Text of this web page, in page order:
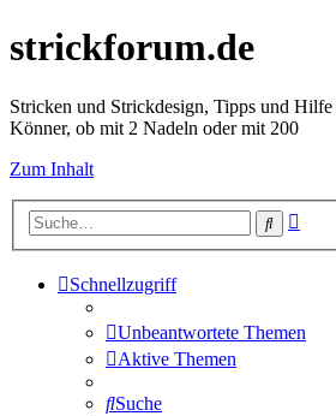
strickforum.de
Stricken und Strickdesign, Tipps und
Könner, ob mit 2 Nadeln oder mit 200
Zum Inhalt
Suche
Schnellzugriff
Unbeantwortete Themen
Aktive Themen
Suche